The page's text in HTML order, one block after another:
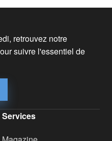
retrouvez notre
suivre l'essentiel de
Services